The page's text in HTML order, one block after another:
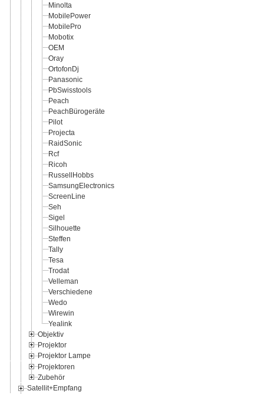
Minolta
MobilePower
MobilePro
Mobotix
OEM
Oray
OrtofonDj
Panasonic
PbSwisstools
Peach
PeachBürogeräte
Pilot
Projecta
RaidSonic
Rcf
Ricoh
RussellHobbs
SamsungElectronics
ScreenLine
Seh
Sigel
Silhouette
Steffen
Tally
Tesa
Trodat
Velleman
Verschiedene
Wedo
Wirewin
Yealink
Objektiv
Projektor
Projektor Lampe
Projektoren
Zubehör
Satellit+Empfang